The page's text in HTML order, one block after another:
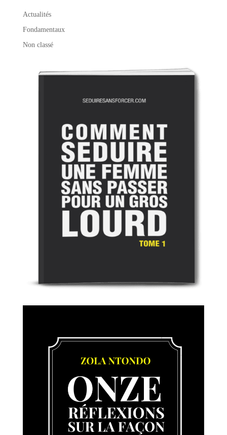
Actualités
Fondamentaux
Non classé